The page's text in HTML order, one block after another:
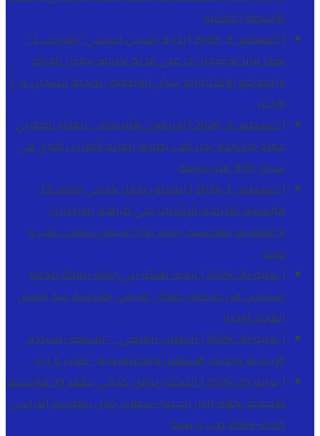
الأنشطة الملكية
[ أغسطس 9, 2026 ]
إدارة السجن المحلي “العرجات 1”
تصدر بيانا توضيحيا ردا على ما تم تداوله ببعض الجرائد
والمواقع الإلكترونية بشأن الوضعية الصحية للسجين م ز
الاخبار
[ أغسطس 9, 2026 ]
أوريغون الأمريكية .. العداء المغربي
عماد بوشجدة يحرز لقب بطولة العالم لألعاب القوى في
سباق 800 متر
الرياضة
[ أغسطس 1, 2026 ]
الدكتور نوفل كديلي يتفقد 12
مؤسسة تعليمية للإشراف على مراقبة الداخليات
والمطاعم المدرسية بجهة الدار البيضاء-سطاتطب و
صحة
[ يوليو 30, 2026 ]
برقية تهنئة الى جلالة الملك محمد
السادس من الدكتور رضوان غنيمي بمناسبة عيد العرش
المجيدالاخبار
[ يوليو 30, 2026 ]
الخطاب الملكي .. “فلسفة السيادة
الإيجابية وجدلية الاستقرار والديناميكية”كتاب و اراء
[ يوليو 29, 2026 ]
الدكتور نوفل كديلي يتفقد 39 مؤسسة
تعليمية بجهة الدار البيضاء-سطات خلال الموسم الدراسي
2025-2026
طب و صحة